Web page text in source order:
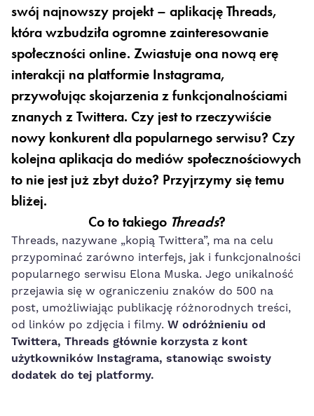
swój najnowszy projekt – aplikację Threads,
która wzbudziła ogromne zainteresowanie
społeczności online. Zwiastuje ona nową erę
interakcji na platformie Instagrama,
przywołując skojarzenia z funkcjonalnościami
znanych z Twittera. Czy jest to rzeczywiście
nowy konkurent dla popularnego serwisu? Czy
kolejna aplikacja do mediów społecznościowych
to nie jest już zbyt dużo? Przyjrzymy się temu
bliżej.
Co to takiego Threads?
Threads, nazywane „kopią Twittera”, ma na celu
przypominać zarówno interfejs, jak i funkcjonalności
popularnego serwisu Elona Muska. Jego unikalność
przejawia się w ograniczeniu znaków do 500 na
post, umożliwiając publikację różnorodnych treści,
od linków po zdjęcia i filmy. W odróżnieniu od
Twittera, Threads głównie korzysta z kont
użytkowników Instagrama, stanowiąc swoisty
dodatek do tej platformy.